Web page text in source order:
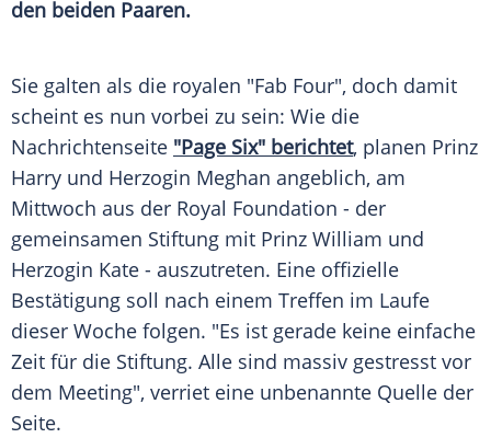
den beiden Paaren.
Sie galten als die royalen "Fab Four", doch damit
scheint es nun vorbei zu sein: Wie die
Nachrichtenseite "Page Six" berichtet, planen Prinz
Harry und Herzogin Meghan angeblich, am
Mittwoch aus der Royal Foundation - der
gemeinsamen Stiftung mit Prinz William und
Herzogin Kate - auszutreten. Eine offizielle
Bestätigung soll nach einem Treffen im Laufe
dieser Woche folgen. "Es ist gerade keine einfache
Zeit für die Stiftung. Alle sind massiv gestresst vor
dem Meeting", verriet eine unbenannte Quelle der
Seite.